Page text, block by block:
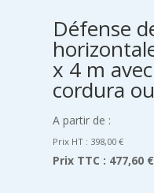
Défense
x 4 m
cordura
A partir de :
Prix HT : 398,00€
Prix TTC : 477,60 €